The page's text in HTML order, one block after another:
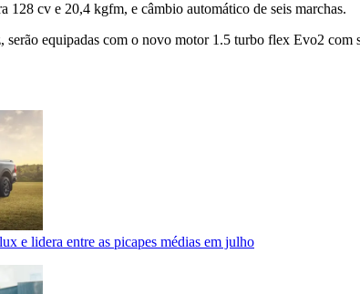
128 cv e 20,4 kgfm, e câmbio automático de seis marchas.
serão equipadas com o novo motor 1.5 turbo flex Evo2
e lidera entre as picapes médias em julho